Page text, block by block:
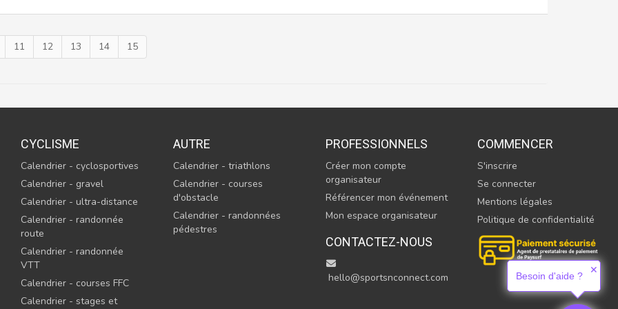
11 12 13 14 15
CYCLISME
Calendrier - cyclosportives
Calendrier - gravel
Calendrier - ultra-distance
Calendrier - randonnée
route
Calendrier - randonnée
VTT
Calendrier - courses FFC
Calendrier - stages et
AUTRE
Calendrier - triathlons
Calendrier - courses
d'obstacle
Calendrier - randonnées
pédestres
PROFESSIONNELS
Créer mon compte
organisateur
Référencer mon événement
Mon espace organisateur
CONTACTEZ-NOUS
hello@sportsnconnect.com
COMMENCER
S'inscrire
Se connecter
Mentions légales
Politique de confidentialité
Besoin d'aide ?
✕